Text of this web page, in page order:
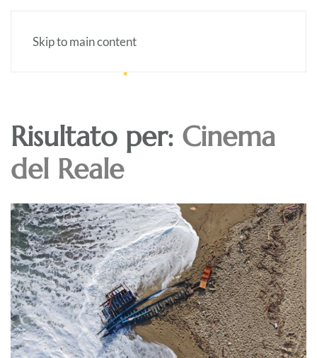
Skip to main content
Risultato per: Cinema
del Reale